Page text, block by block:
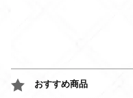
おすすめ商品